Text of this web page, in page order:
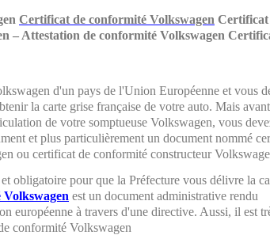
Certificat de conformité Volkswagen Certificat
– Attestation de conformité Volkswagen
d'un pays de l'Union Européenne et vous
la carte grise française de votre auto. Mais
de votre somptueuse Volkswagen, vous
et plus particulièrement un document nommé
ou certificat de conformité constructeur
obligatoire pour que la Préfecture vous délivre la
est un document administrative rendu
européenne à travers d'une directive. Aussi, il est
conformité Volkswagen